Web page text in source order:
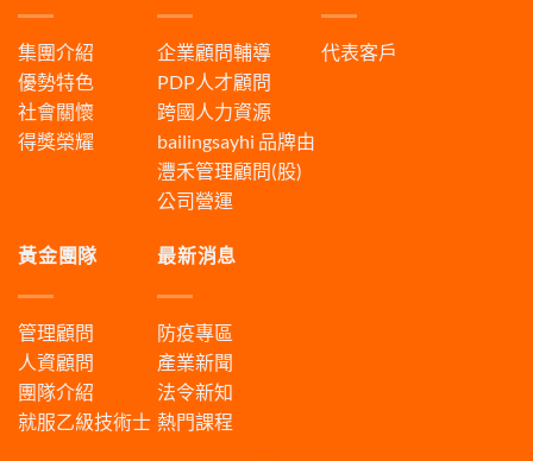
集團介紹
優勢特色
社會關懷
得獎榮耀
企業顧問輔導
PDP人才顧問
跨國人力資源
bailingsayhi 品牌由
灃禾管理顧問(股)
公司營運
代表客戶
黃金團隊
管理顧問
人資顧問
團隊介紹
就服乙級技術士
最新消息
防疫專區
產業新聞
法令新知
熱門課程